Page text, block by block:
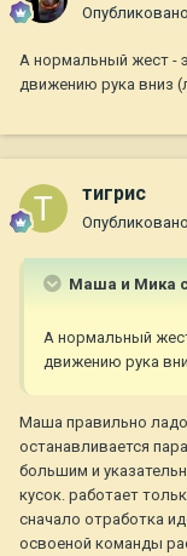
Опубликовано
А нормальный жест -
движению рука вниз
тигрис
Опубликовано
Маша и Мика
А нормальный
движению рука
Маша правильно
останавливается
большим и
кусок. работает
сначало отработка
освоеной команды